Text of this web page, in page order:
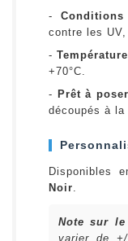
-
contre les
-
+70°C.
- Prêt à
découpés à
Disponibles
Noir.
Note sur
varier de